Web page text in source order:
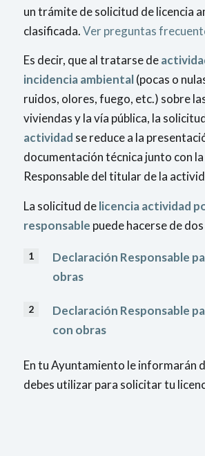
un trámite de solicitud de licencia
clasificada.Ver preguntas
Es decir, que al tratarse de
incidencia ambiental(pocas o
ruidos, olores, fuego, etc.) sobre
viviendas y la vía pública, la
actividad se reduce a la
documentación técnica junto con
Responsable del titular de la
La solicitud delicencia actividad
responsable puede hacerse de
Declaración Responsable
obras
Declaración Responsable
con obras
En tu Ayuntamiento le informarán
debes utilizar para solicitar tu